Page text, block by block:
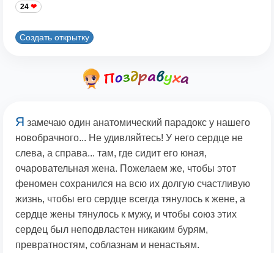
24
Создать открытку
Я замечаю один анатомический парадокс у нашего
новобрачного... Не удивляйтесь! У него сердце не
слева, а справа... там, где сидит его юная,
очаровательная жена. Пожелаем же, чтобы этот
феномен сохранился на всю их долгую счастливую
жизнь, чтобы его сердце всегда тянулось к жене, а
сердце жены тянулось к мужу, и чтобы союз этих
сердец был неподвластен никаким бурям,
превратностям, соблазнам и ненастьям.